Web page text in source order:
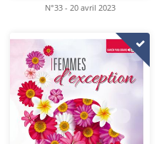
N°33 - 20 avril 2023